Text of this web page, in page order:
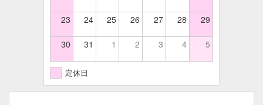
23 24 25 26 27 28 29
30 31 1 2 3 4 5
定休日